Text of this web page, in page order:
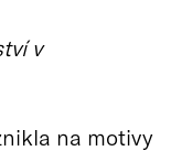
v
na motivy